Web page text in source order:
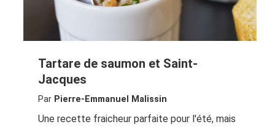
Tartare de saumon et Saint-
Jacques
Par Pierre-Emmanuel Malissin
Une recette fraicheur parfaite pour l'été, mais